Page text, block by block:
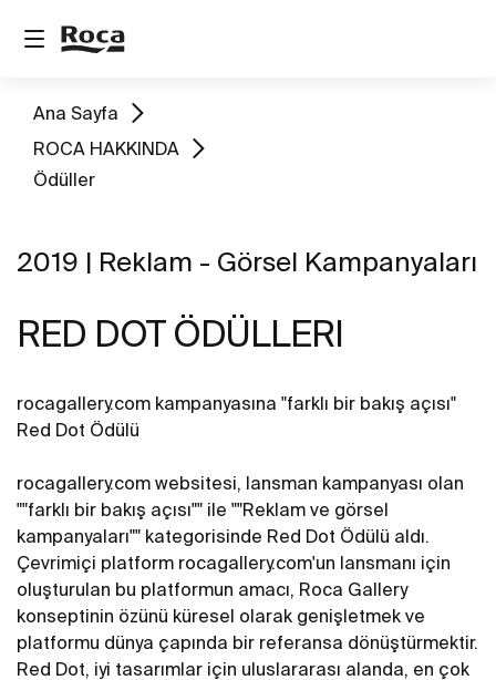
Ana Sayfa
ROCA HAKKINDA
Ödüller
2019 | Reklam - Görsel Kampanyaları
RED DOT ÖDÜLLERI
rocagallery.com kampanyasına "farklı bir bakış açısı"
Red Dot Ödülü
rocagallery.com websitesi, lansman kampanyası olan
""farklı bir bakış açısı"" ile ""Reklam ve görsel
kampanyaları"" kategorisinde Red Dot Ödülü aldı.
Çevrimiçi platform rocagallery.com'un lansmanı için
oluşturulan bu platformun amacı, Roca Gallery
konseptinin özünü küresel olarak genişletmek ve
platformu dünya çapında bir referansa dönüştürmektir.
Red Dot, iyi tasarımlar için uluslararası alanda, en çok